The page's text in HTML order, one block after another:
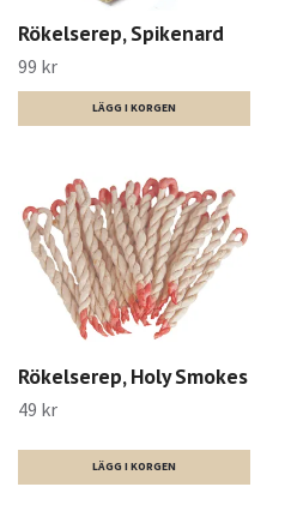
Rökelserep, Spikenard
99 kr
Rökelserep, Holy Smokes
49 kr